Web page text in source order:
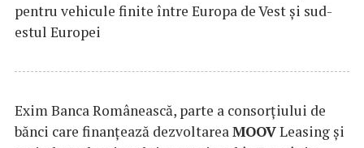
pentru vehicule finite între Europa de Vest și sud-
estul Europei
Exim Banca Românească, parte a consorțiului de
bănci care finanțează dezvoltareaMOOVLeasing și